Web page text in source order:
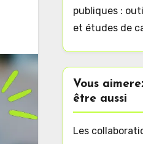
publiques :
et études de
Vous
être aussi
Les